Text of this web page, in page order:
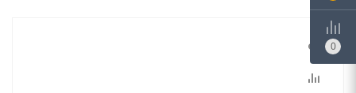
0